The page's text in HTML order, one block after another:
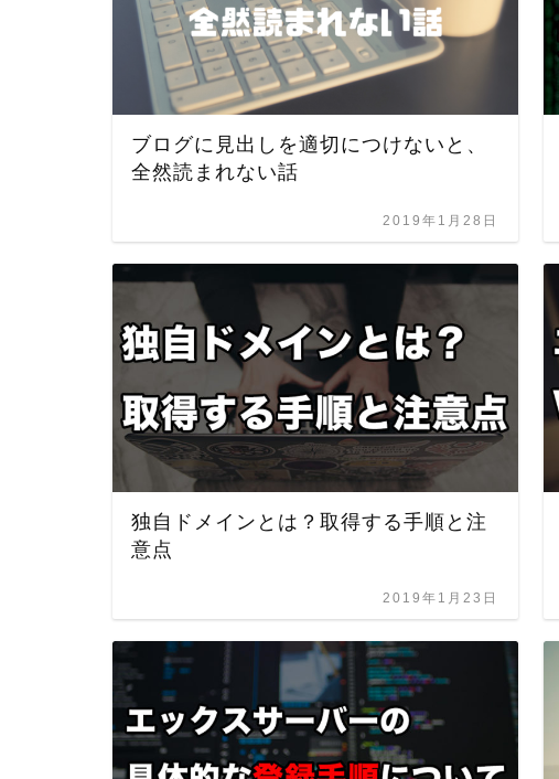
ブログに見出しを適切につけないと、
全然読まれない話
2019年1月28日
独自ドメインとは？取得する手順と注
意点
2019年1月23日